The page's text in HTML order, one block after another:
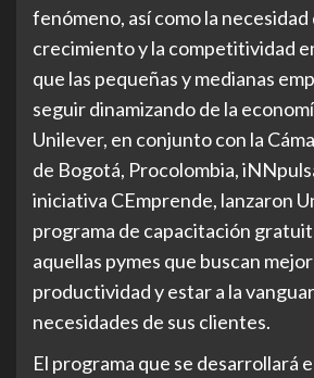
fenómeno, así como la necesidad
crecimiento y la competitividad
que las pequeñas y medianas
seguir dinamizando de la
Unilever, en conjunto con la
de Bogotá, Procolombia,
iniciativa CEmprende, lanzaron
programa de capacitación
aquellas pymes que buscan
productividad y estar a la
necesidades de sus clientes.
El programa que se desarrollará